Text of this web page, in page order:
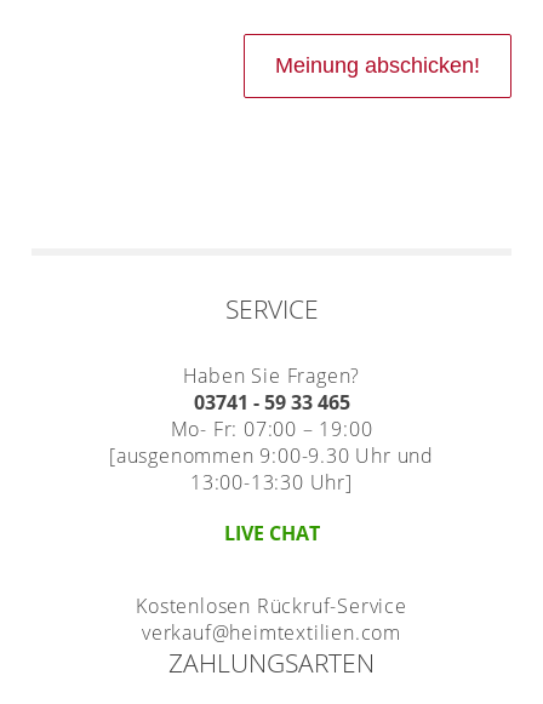
SERVICE
Haben Sie Fragen?
03741 - 59 33 465
Mo- Fr: 07:00 – 19:00
[ausgenommen 9:00-9.30 Uhr und
13:00-13:30 Uhr]
LIVE CHAT
Kostenlosen Rückruf-Service
verkauf@heimtextilien.com
ZAHLUNGSARTEN